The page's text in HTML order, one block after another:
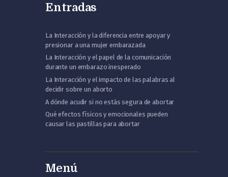
Entradas
La Interacción y la diferencia entre apoyar y
presionar a una mujer embarazada
La Interacción y el papel de la comunicación
durante un embarazo inesperado
La Interacción y el impacto de las palabras al
decidir sobre un aborto
A dónde acudir si no estás segura de abortar
Qué efectos físicos y emocionales pueden
causar las pastillas para abortar
Menú